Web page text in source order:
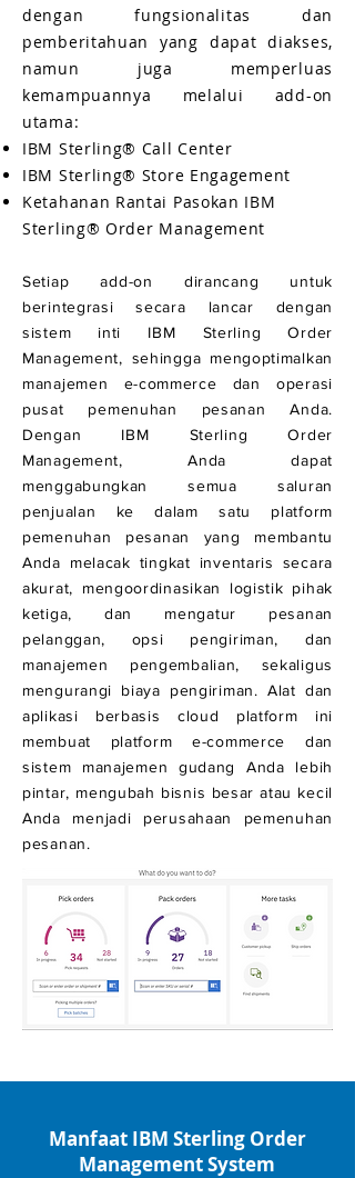
dengan fungsionalitas dan
pemberitahuan yang dapat diakses,
namun juga memperluas
kemampuannya melalui add-on
utama:
IBM Sterling® Call Center
IBM Sterling® Store Engagement
Ketahanan Rantai Pasokan IBM
Sterling® Order Management
Setiap add-on dirancang untuk
berintegrasi secara lancar dengan
sistem inti IBM Sterling Order
Management, sehingga mengoptimalkan
manajemen e-commerce dan operasi
pusat pemenuhan pesanan Anda.
Dengan IBM Sterling Order
Management, Anda dapat
menggabungkan semua saluran
penjualan ke dalam satu platform
pemenuhan pesanan yang membantu
Anda melacak tingkat inventaris secara
akurat, mengoordinasikan logistik pihak
ketiga, dan mengatur pesanan
pelanggan, opsi pengiriman, dan
manajemen pengembalian, sekaligus
mengurangi biaya pengiriman. Alat dan
aplikasi berbasis cloud platform ini
membuat platform e-commerce dan
sistem manajemen gudang Anda lebih
pintar, mengubah bisnis besar atau kecil
Anda menjadi perusahaan pemenuhan
pesanan.
Manfaat IBM Sterling Order
Management System